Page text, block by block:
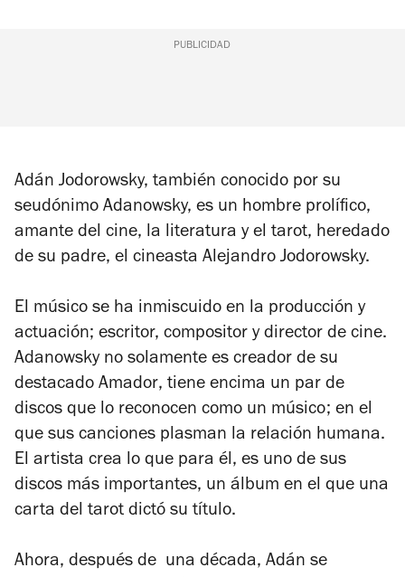
PUBLICIDAD
Adán Jodorowsky, también conocido por su
seudónimo Adanowsky, es un hombre prolífico,
amante del cine, la literatura y el tarot, heredado
de su padre, el cineasta Alejandro Jodorowsky.
El músico se ha inmiscuido en la producción y
actuación; escritor, compositor y director de cine.
Adanowsky no solamente es creador de su
destacado Amador, tiene encima un par de
discos que lo reconocen como un músico; en el
que sus canciones plasman la relación humana.
El artista crea lo que para él, es uno de sus
discos más importantes, un álbum en el que una
carta del tarot dictó su título.
Ahora, después de una década, Adán se